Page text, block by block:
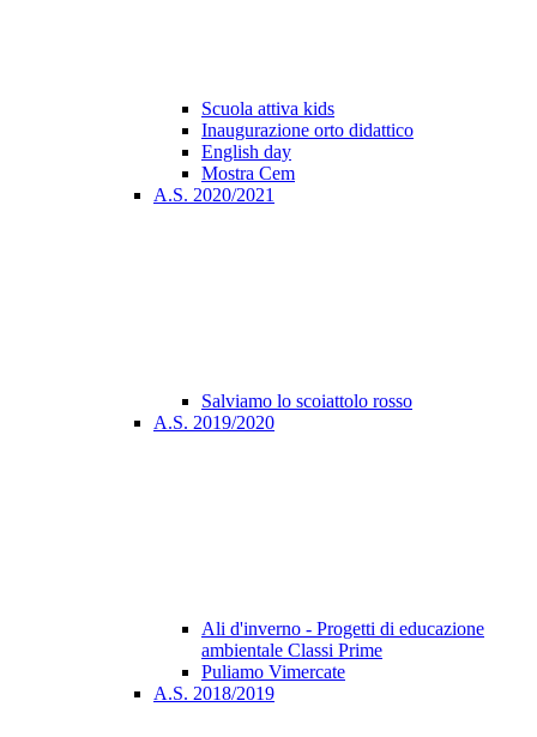
Scuola attiva kids
Inaugurazione orto didattico
English day
Mostra Cem
A.S. 2020/2021
Salviamo lo scoiattolo rosso
A.S. 2019/2020
Ali d'inverno - Progetti di educazione
ambientale Classi Prime
Puliamo Vimercate
A.S. 2018/2019